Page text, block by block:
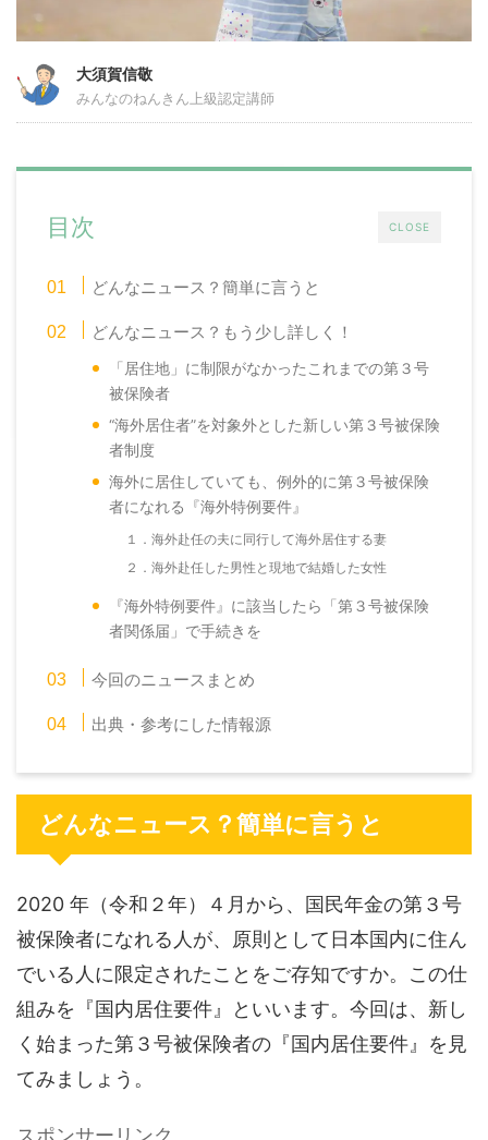
大須賀信敬
みんなのねんきん上級認定講師
CLOSE
目次
どんなニュース？簡単に言うと
どんなニュース？もう少し詳しく！
「居住地」に制限がなかったこれまでの第３号
被保険者
“海外居住者”を対象外とした新しい第３号被保険
者制度
海外に居住していても、例外的に第３号被保険
者になれる『海外特例要件』
１．海外赴任の夫に同行して海外居住する妻
２．海外赴任した男性と現地で結婚した女性
『海外特例要件』に該当したら「第３号被保険
者関係届」で手続きを
今回のニュースまとめ
出典・参考にした情報源
どんなニュース？簡単に言うと
2020 年（令和２年）４月から、国民年金の第３号
被保険者になれる人が、原則として日本国内に住ん
でいる人に限定されたことをご存知ですか。この仕
組みを『国内居住要件』といいます。今回は、新し
く始まった第３号被保険者の『国内居住要件』を見
てみましょう。